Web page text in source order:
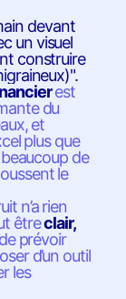
est
du
et
plus que
de
le
n’a rien
êtreclair,
prévoir
d’un outil
les